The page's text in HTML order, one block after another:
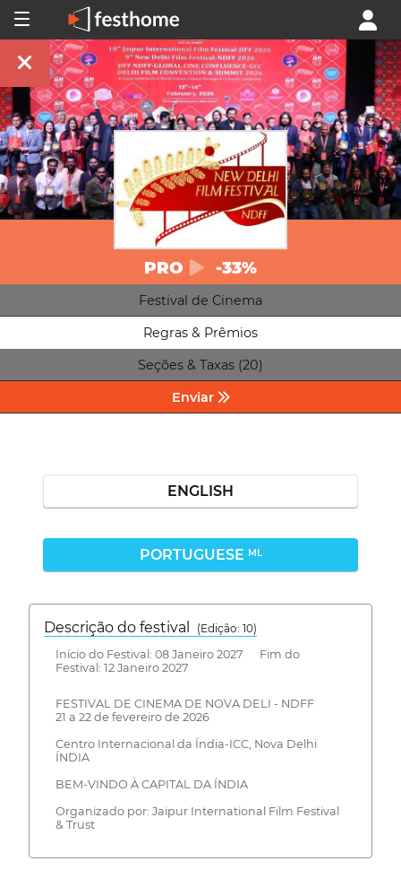
PRO -33%
Festival de Cinema
Regras & Prêmios
Seções & Taxas (20)
Enviar
ENGLISH
PORTUGUESE ML
Descrição do festival
(Edição: 10)
Início do Festival: 08 Janeiro 2027 Fim do
Festival: 12 Janeiro 2027
FESTIVAL DE CINEMA DE NOVA DELI - NDFF
21 a 22 de fevereiro de 2026
Centro Internacional da Índia-ICC, Nova Delhi
ÍNDIA
BEM-VINDO À CAPITAL DA ÍNDIA
Organizado por: Jaipur International Film Festival
& Trust